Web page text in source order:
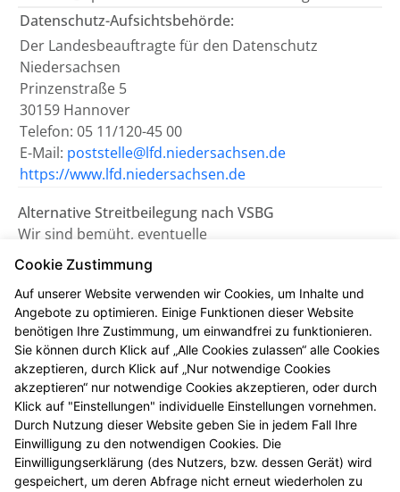
Datenschutz-Aufsichtsbehörde:
Der Landesbeauftragte für den Datenschutz
Niedersachsen
Prinzenstraße 5
30159 Hannover
Telefon: 05 11/120-45 00
E-Mail: poststelle@lfd.niedersachsen.de
https://www.lfd.niedersachsen.de
Alternative Streitbeilegung nach VSBG
Wir sind bemüht, eventuelle
Meinungsverschiedenheiten aus unserem Vertrag
einvernehmlich beizulegen. Uns erreichen Sie dazu
auch per E-Mail unterinfo@apothekeamklinikum-
klieversberg.de.
Wir nehmen nicht an einem
Streitbeilegungsverfahren vor einer
Verbraucherschlichtungsstelle teil.
Zuständig ist die Universalschlichtungsstelle des
Zentrums für Schlichtung e.V., Straßburger Straße 8,
Cookie Zustimmung
Auf unserer Website verwenden wir Cookies, um Inhalte und
Angebote zu optimieren. Einige Funktionen dieser Website
benötigen Ihre Zustimmung, um einwandfrei zu funktionieren.
Sie können durch Klick auf „Alle Cookies zulassen“ alle Cookies
akzeptieren, durch Klick auf „Nur notwendige Cookies
akzeptieren“ nur notwendige Cookies akzeptieren, oder durch
Klick auf "Einstellungen" individuelle Einstellungen vornehmen.
Durch Nutzung dieser Website geben Sie in jedem Fall Ihre
Einwilligung zu den notwendigen Cookies. Die
Einwilligungserklärung (des Nutzers, bzw. dessen Gerät) wird
gespeichert, um deren Abfrage nicht erneut wiederholen zu